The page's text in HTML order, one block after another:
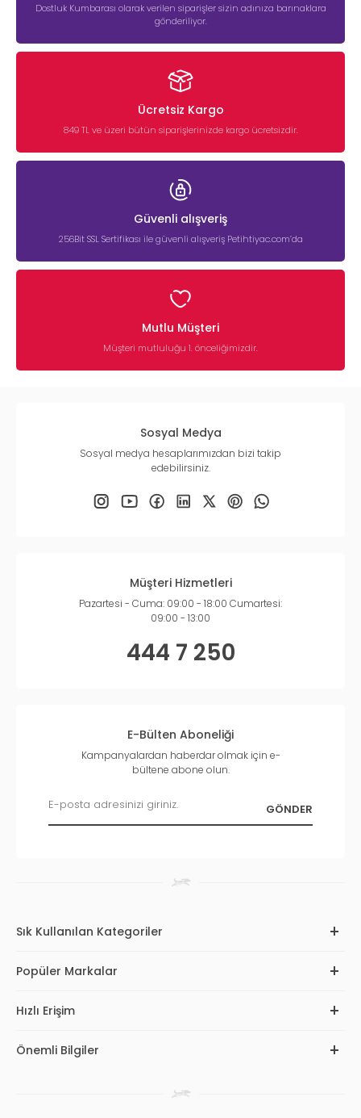
Dostluk Kumbarası olarak verilen siparişler sizin adınıza barınaklara
gönderiliyor.
Ücretsiz Kargo
849 TL ve üzeri bütün siparişlerinizde kargo ücretsizdir.
Güvenli alışveriş
256Bit SSL Sertifikası ile güvenli alışveriş Petihtiyac.com’da
Mutlu Müşteri
Müşteri mutluluğu 1. önceliğimizdir.
Sosyal Medya
Sosyal medya hesaplarımızdan bizi takip
edebilirsiniz.
Müşteri Hizmetleri
Pazartesi - Cuma: 09:00 - 18:00 Cumartesi:
09:00 - 13:00
444 7 250
E-Bülten Aboneliği
Kampanyalardan haberdar olmak için e-
bültene abone olun.
Sık Kullanılan Kategoriler
Popüler Markalar
Hızlı Erişim
Önemli Bilgiler